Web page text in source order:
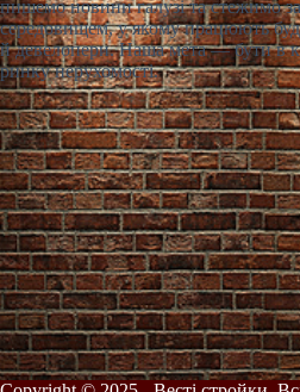
пишемо новини галузі та стежимо за
середовищем, у якому працюють
й девелопери. Наша мета — бути в
ринку нерухомості.